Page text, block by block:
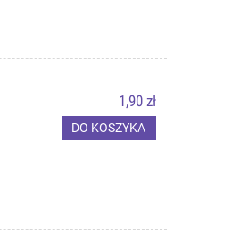
1,90 zł
DO KOSZYKA